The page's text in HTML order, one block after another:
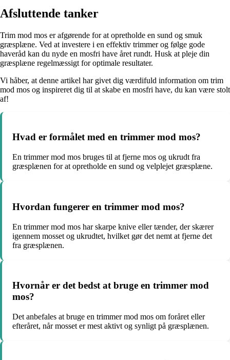
Afsluttende tanker
Trim mod mos er afgørende for at opretholde en sund og smuk
græsplæne. Ved at investere i en effektiv trimmer og følge gode
haveråd kan du nyde en mosfri have året rundt. Husk at pleje din
græsplæne regelmæssigt for optimale resultater.
Vi håber, at denne artikel har givet dig værdifuld information om trim
mod mos og inspireret dig til at skabe en mosfri have, du kan være stolt
af!
Hvad er formålet med en trimmer mod mos?
En trimmer mod mos bruges til at fjerne mos og ukrudt fra
græsplænen for at opretholde en sund og velplejet græsplæne.
Hvordan fungerer en trimmer mod mos?
En trimmer mod mos har skarpe knive eller tænder, der skærer
igennem mosset og ukrudtet, hvilket gør det nemt at fjerne det
fra græsplænen.
Hvornår er det bedst at bruge en trimmer mod
mos?
Det anbefales at bruge en trimmer mod mos om foråret eller
efteråret, når mosset er mest aktivt og synligt på græsplænen.